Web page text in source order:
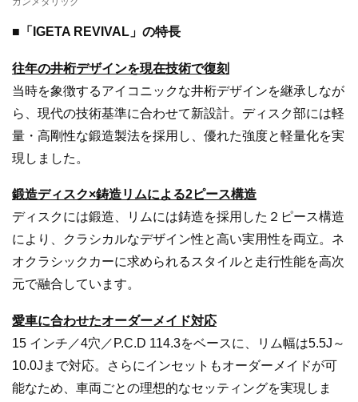
■「IGETA REVIVAL」の特長
往年の井桁デザインを現在技術で復刻
当時を象徴するアイコニックな井桁デザインを継承しなが
ら、現代の技術基準に合わせて新設計。ディスク部には軽
量・高剛性な鍛造製法を採用し、優れた強度と軽量化を実
現しました。
鍛造ディスク×鋳造リムによる2ピース構造
ディスクには鍛造、リムには鋳造を採用した２ピース構造
により、クラシカルなデザイン性と高い実用性を両立。ネ
オクラシックカーに求められるスタイルと走行性能を高次
元で融合しています。
愛車に合わせたオーダーメイド対応
15 インチ／4穴／P.C.D 114.3をベースに、リム幅は5.5J～
10.0Jまで対応。さらにインセットもオーダーメイドが可
能なため、車両ごとの理想的なセッティングを実現しま